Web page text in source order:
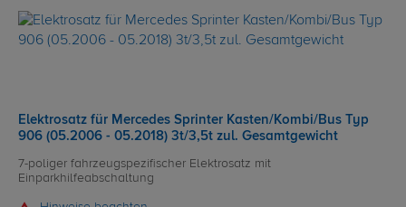
Elektrosatz für Mercedes Sprinter Kasten/Kombi/Bus Typ
906 (05.2006 - 05.2018) 3t/3,5t zul. Gesamtgewicht
7-poliger fahrzeugspezifischer Elektrosatz mit
Einparkhilfeabschaltung